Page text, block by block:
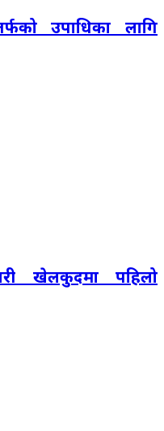
उपाधिका लागि
खेलकुदमा पहिलो